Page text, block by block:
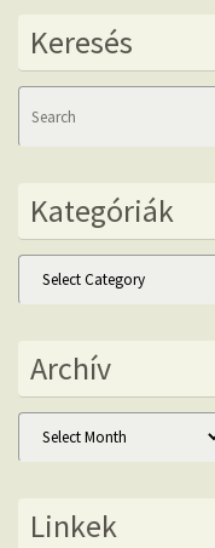
Keresés
Kategóriák
Kategóriák
Archív
Archív
Linkek